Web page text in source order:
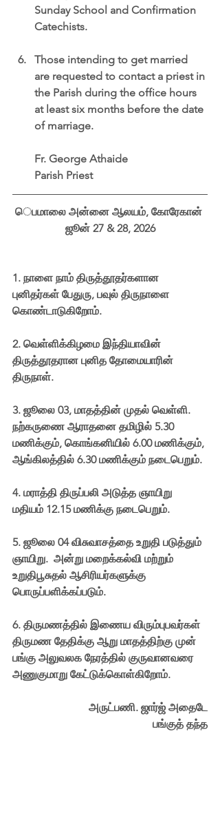
Sunday School and Confirmation
Catechists.
Those intending to get married
are requested to contact a priest in
the Parish during the office hours
at least six months before the date
of marriage.
Fr. George Athaide
Parish Priest
ெபமாலை அன்னை ஆலயம், கோரேகான்
ஜூன் 27 & 28, 2026
1.⁠ ⁠நாளை நாம் திருத்தூதர்களான
புனிதர்கள் பேதுரு, பவுல் திருநாளை
கொண்டாடுகிறோம்.
2.⁠ ⁠வெள்ளிக்கிழமை இந்தியாவின்
திருத்தூதரான புனித தோமையாரின்
திருநாள்.
3.⁠ ⁠ஜூலை 03, மாதத்தின் முதல் வெள்ளி.
நற்கருணை ஆராதனை தமிழில் 5.30
மணிக்கும், கொங்கனியில் 6.00 மணிக்கும்,
ஆங்கிலத்தில் 6.30 மணிக்கும் நடைபெறும்.
4.⁠ ⁠மராத்தி திருப்பலி அடுத்த ஞாயிறு
மதியம் 12.15 மணிக்கு நடைபெறும்.
5.⁠ ⁠ஜூலை 04 விசுவாசத்தை உறுதி படுத்தும்
ஞாயிறு.  அன்று மறைக்கல்வி மற்றும்
உறுதிபூசுதல் ஆசிரியர்களுக்கு
பொருப்பளிக்கப்படும்.
6.⁠ ⁠திருமணத்தில் இணைய விரும்புபவர்கள்
திருமண தேதிக்கு ஆறு மாதத்திற்கு முன்
பங்கு அலுவலக நேரத்தில் குருவானவரை
அணுகுமாறு கேட்டுக்கொள்கிறோம்.
அருட்பணி. ஜார்ஜ் அதைடே
பங்குத் தந்த